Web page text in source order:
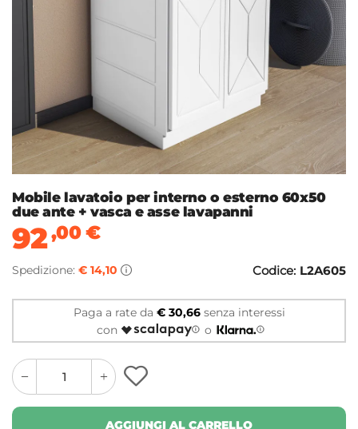
Mobile lavatoio per interno o esterno 60x50
due ante + vasca e asse lavapanni
92,00€
Spedizione: € 14,10 Codice: L2A605
Paga a rate da € 30,66senza interessi
con
o
quantity
button
quantity
minus
button
AGGIUNGI AL CARRELLO